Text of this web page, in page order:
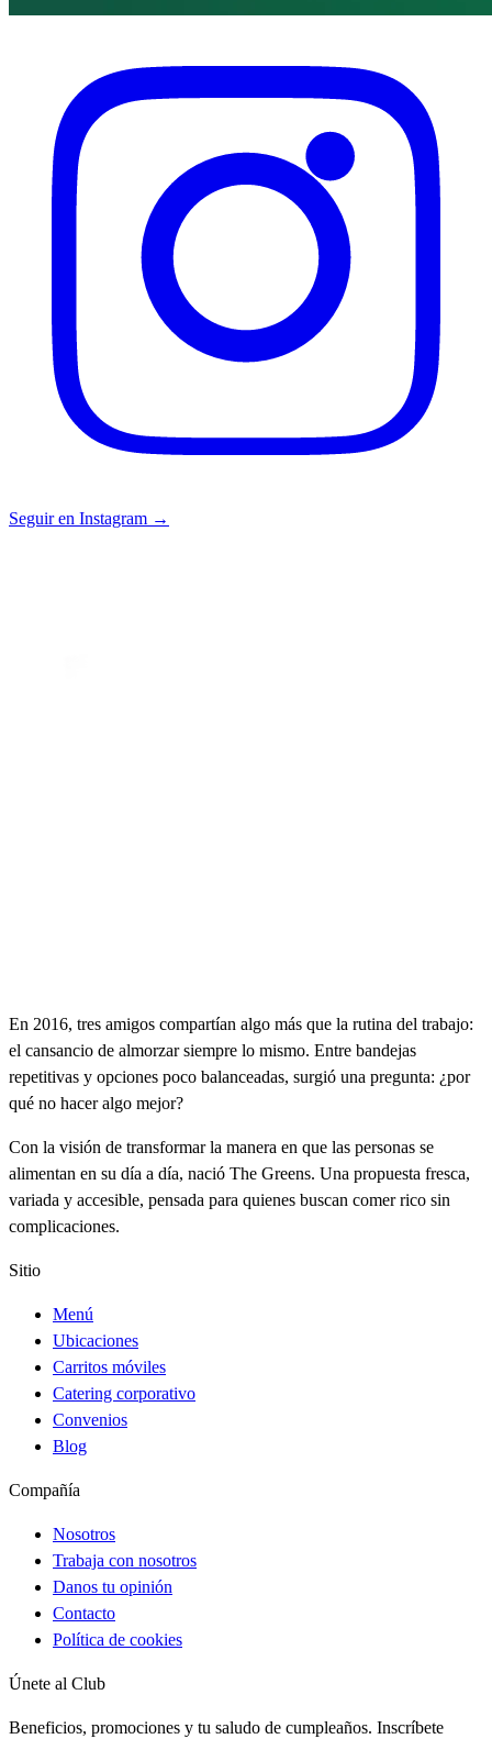
Seguir en Instagram →
En 2016, tres amigos compartían algo más que la rutina del trabajo:
el cansancio de almorzar siempre lo mismo. Entre bandejas
repetitivas y opciones poco balanceadas, surgió una pregunta: ¿por
qué no hacer algo mejor?
Con la visión de transformar la manera en que las personas se
alimentan en su día a día, nació The Greens. Una propuesta fresca,
variada y accesible, pensada para quienes buscan comer rico sin
complicaciones.
Sitio
Menú
Ubicaciones
Carritos móviles
Catering corporativo
Convenios
Blog
Compañía
Nosotros
Trabaja con nosotros
Danos tu opinión
Contacto
Política de cookies
Únete al Club
Beneficios, promociones y tu saludo de cumpleaños. Inscríbete